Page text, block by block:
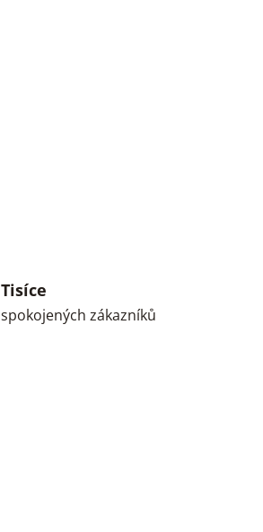
Tisíce
spokojených zákazníků